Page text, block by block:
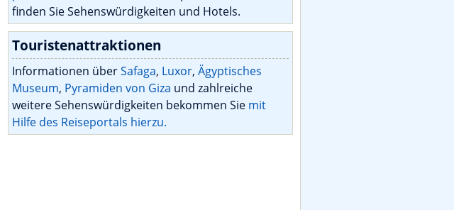
finden Sie Sehenswürdigkeiten und Hotels.
Touristenattraktionen
Informationen überSafaga, Luxor, Ägyptisches
Museum, Pyramiden von Giza und zahlreiche
weitere Sehenswürdigkeiten bekommen Sie mit
Hilfe des Reiseportals hierzu.